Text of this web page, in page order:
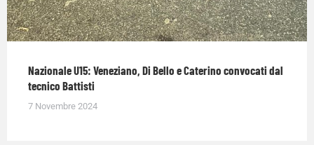
Nazionale U15: Veneziano, Di Bello e Caterino convocati dal
tecnico Battisti
7 Novembre 2024